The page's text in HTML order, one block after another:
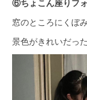
⑥ちょこん座りフ
窓のところにくぼ
景色がきれいだっ